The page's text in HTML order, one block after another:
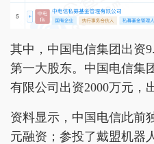
其中，中国电信集团出资
第一大股东。中国电信集
有限公司出资2000万元，
资料显示，中国电信此前
元融资；参投了戴盟机器